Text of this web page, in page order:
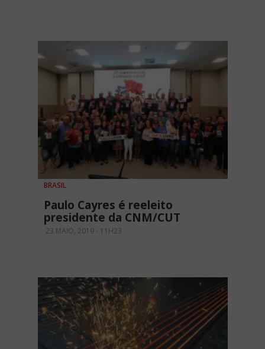
BRASIL
Paulo Cayres é reeleito
presidente da CNM/CUT
23 MAIO, 2019 - 11H23